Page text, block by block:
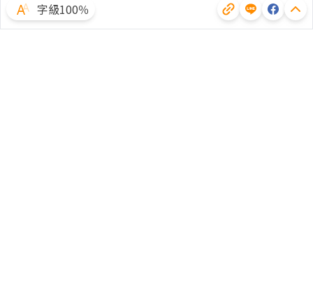
字級100％